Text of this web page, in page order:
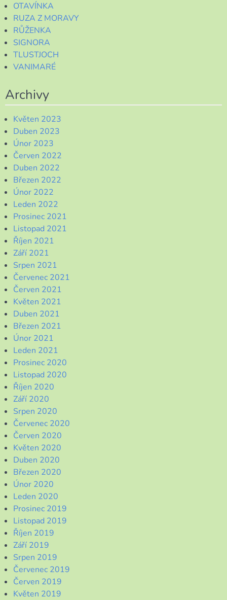
OTAVÍNKA
RUZA Z MORAVY
RŮŽENKA
SIGNORA
TLUSTJOCH
VANIMARÉ
Archivy
Květen 2023
Duben 2023
Únor 2023
Červen 2022
Duben 2022
Březen 2022
Únor 2022
Leden 2022
Prosinec 2021
Listopad 2021
Říjen 2021
Září 2021
Srpen 2021
Červenec 2021
Červen 2021
Květen 2021
Duben 2021
Březen 2021
Únor 2021
Leden 2021
Prosinec 2020
Listopad 2020
Říjen 2020
Září 2020
Srpen 2020
Červenec 2020
Červen 2020
Květen 2020
Duben 2020
Březen 2020
Únor 2020
Leden 2020
Prosinec 2019
Listopad 2019
Říjen 2019
Září 2019
Srpen 2019
Červenec 2019
Červen 2019
Květen 2019